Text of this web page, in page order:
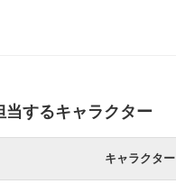
当するキャラクター
キャラクター